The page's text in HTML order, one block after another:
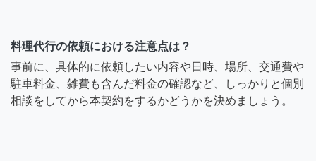
料理代行の依頼における注意点は？
事前に、具体的に依頼したい内容や日時、場所、交通費や
駐車料金、雑費も含んだ料金の確認など、しっかりと個別
相談をしてから本契約をするかどうかを決めましょう。